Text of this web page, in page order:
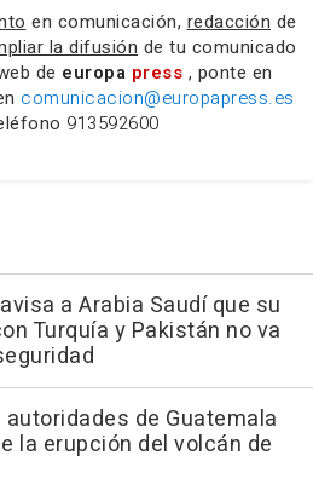
en comunicación, redacción de
la difusión de tu comunicado
de europa press , ponte en
comunicacion@europapress.es
913592600
a Arabia Saudí que su
Turquía y Pakistán no va
de Guatemala
la erupción del volcán de